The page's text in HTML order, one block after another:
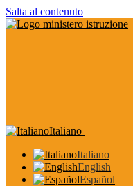
Salta al contenuto
Italiano
Italiano
English
Español